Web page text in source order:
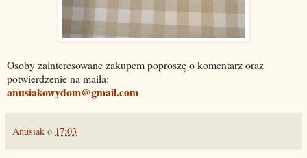
Osoby zainteresowane zakupem poproszę o komentarz oraz
potwierdzenie na maila:
anusiakowydom@gmail.com
Anusiak o 17:03